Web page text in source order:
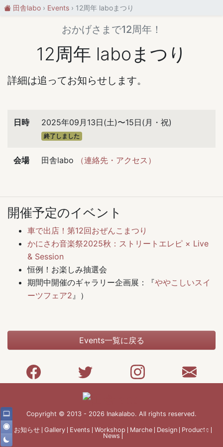
田舎labo Events 12周年 laboまつり
おかげさまで12周年！
12周年 laboまつり
詳細は追ってお知らせします。
日時 2025年09月13日(土)〜15日(月・祝)
終了しました
会場 田舎labo （連絡先・アクセス）
開催予定のイベント
車で出店！第12回おぜんこまつり
かにさわ音楽祭2025秋：ストリートエレピ × Live
& Session
恒例！お楽しみ抽選会
期間中開催のギャラリー企画展：『ややこしいスイ
ーツフェア2』）
Events一覧に戻る
Copyright © 2013 - 2026 Inakalabo. All rights reserved.
お知らせ Gallery Events Workshop Marche Design
Products
News